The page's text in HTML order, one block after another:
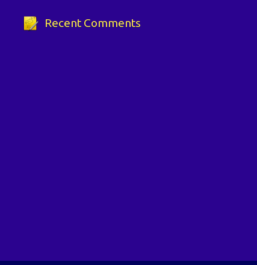
Recent Comments